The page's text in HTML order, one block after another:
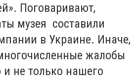
Поговаривают,
музея составили
в Украине. Иначе,
жалобы
не только нашего